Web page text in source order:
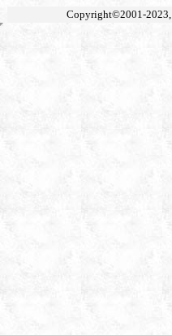
Copyright©2001-2023,